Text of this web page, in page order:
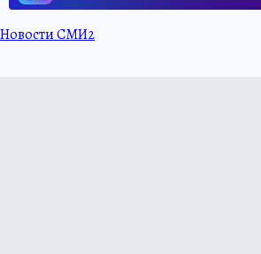
Новости СМИ2